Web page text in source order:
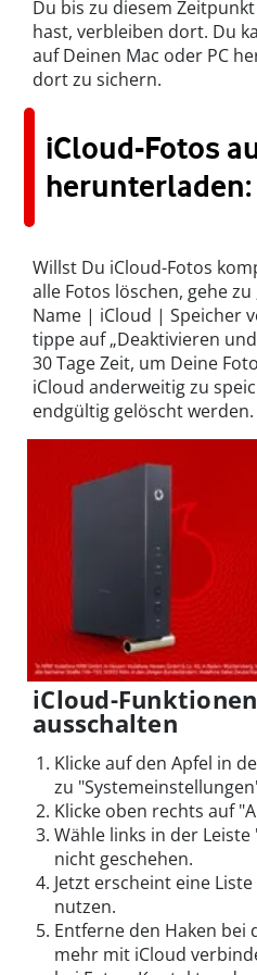
Du bis zu diesem
hast, verbleiben dort. Du
auf Deinen Mac oder PC
dort zu sichern.
iCloud-Fotos
herunterladen:
Willst Du iCloud-Fotos
alle Fotos löschen, gehe
Name | iCloud | Speicher
tippe auf „Deaktivieren
30 Tage Zeit, um Deine
iCloud anderweitig zu
endgültig gelöscht werden.
iCloud-
ausschalten
Klicke auf den Apfel in
zu
Klicke oben rechts auf
Wähle links in der
nicht geschehen.
Jetzt erscheint eine
nutzen.
Entferne den Haken bei
mehr mit iCloud